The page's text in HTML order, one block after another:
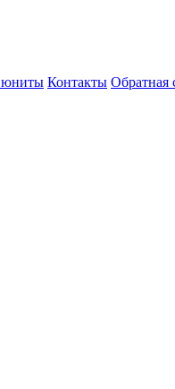
юниты Контакты Обратная